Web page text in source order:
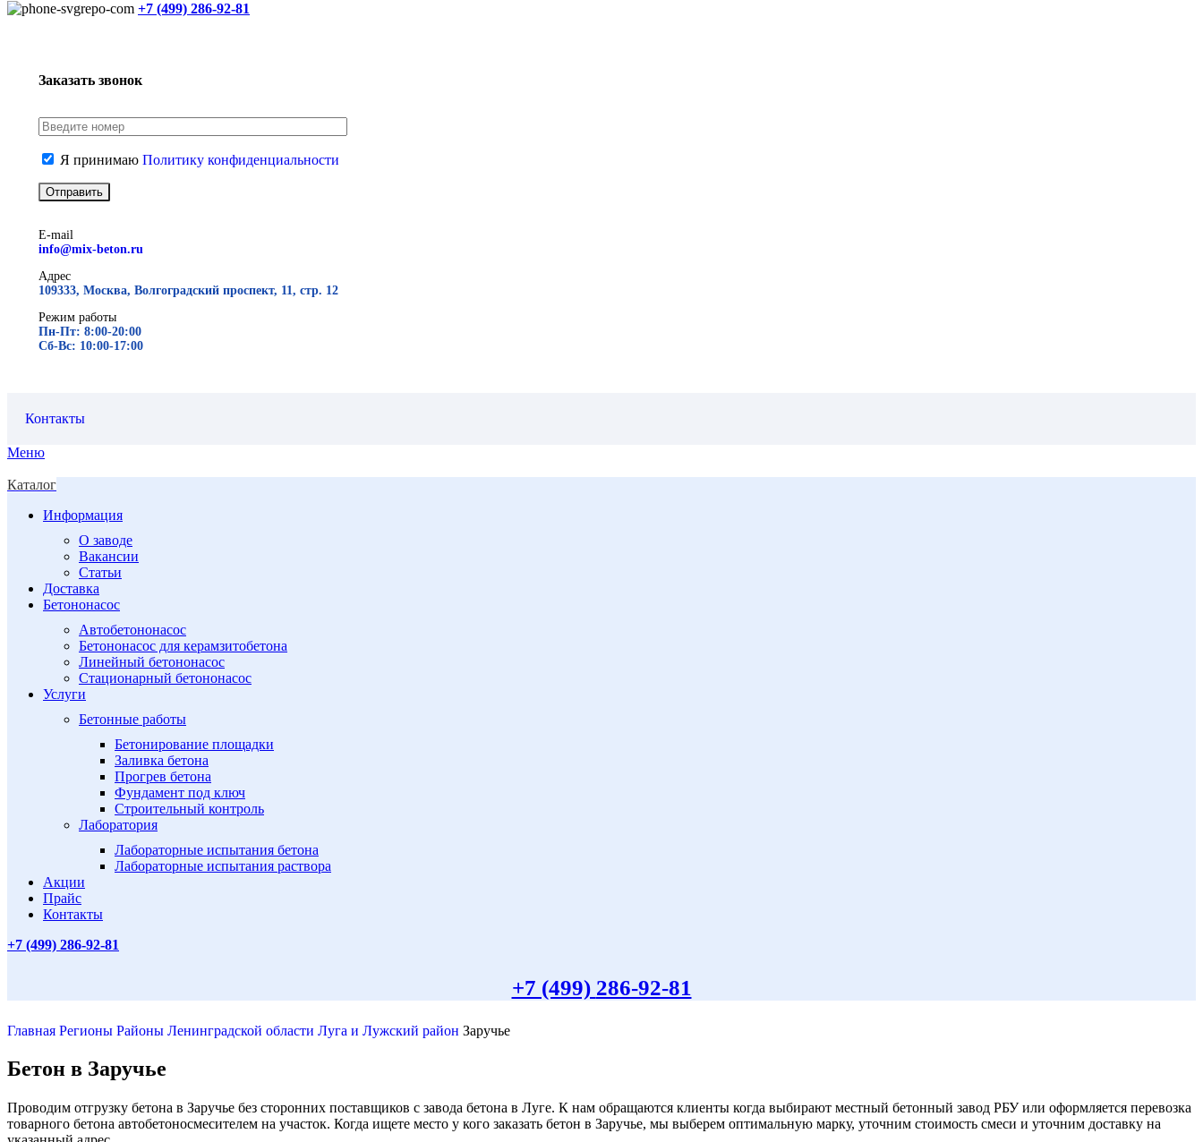
+7 (499) 286-92-81
Заказать звонок
Я принимаю Политику конфиденциальности
E-mail
info@mix-beton.ru
Адрес
109333, Москва, Волгоградский проспект, 11, стр. 12
Режим работы
Пн-Пт: 8:00-20:00
Сб-Вс: 10:00-17:00
Контакты
Меню
Каталог
Информация
О заводе
Вакансии
Статьи
Доставка
Бетононасос
Автобетононасос
Бетононасос для керамзитобетона
Линейный бетононасос
Стационарный бетононасос
Услуги
Бетонные работы
Бетонирование площадки
Заливка бетона
Прогрев бетона
Фундамент под ключ
Строительный контроль
Лаборатория
Лабораторные испытания бетона
Лабораторные испытания раствора
Акции
Прайс
Контакты
+7 (499) 286-92-81
+7 (499) 286-92-81
Главная Регионы Районы Ленинградской области Луга и Лужский район Заручье
Бетон в Заручье
Проводим отгрузку бетона в Заручье без сторонних поставщиков с завода бетона в Луге. К нам обращаются клиенты когда выбирают местный бетонный завод РБУ или оформляется перевозка
товарного бетона автобетоносмесителем на участок. Когда ищете место у кого заказать бетон в Заручье, мы выберем оптимальную марку, уточним стоимость смеси и уточним доставку на